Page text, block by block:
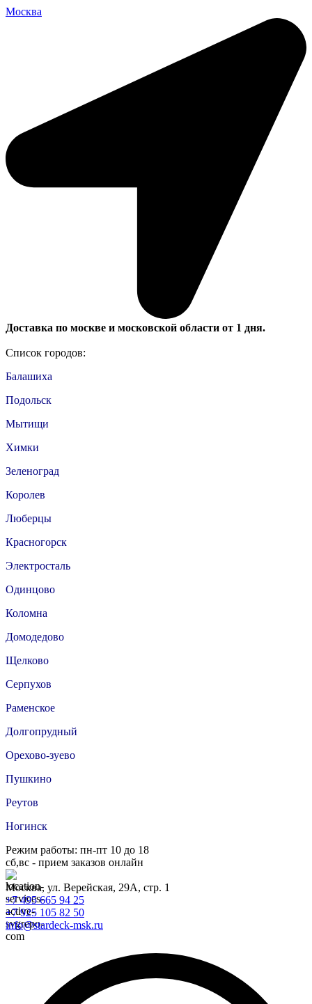
Москва
Доставка по москве и московской области от 1 дня.
Список городов:
Балашиха
Подольск
Мытищи
Химки
Зеленоград
Королев
Люберцы
Красногорск
Электросталь
Одинцово
Коломна
Домодедово
Щелково
Серпухов
Раменское
Долгопрудный
Орехово-зуево
Пушкино
Реутов
Ногинск
Режим работы: пн-пт 10 до 18
сб,вс - прием заказов онлайн
Москва, ул. Верейская, 29А, стр. 1
+7 495 665 94 25
+7 925 105 82 50
info@stardeck-msk.ru